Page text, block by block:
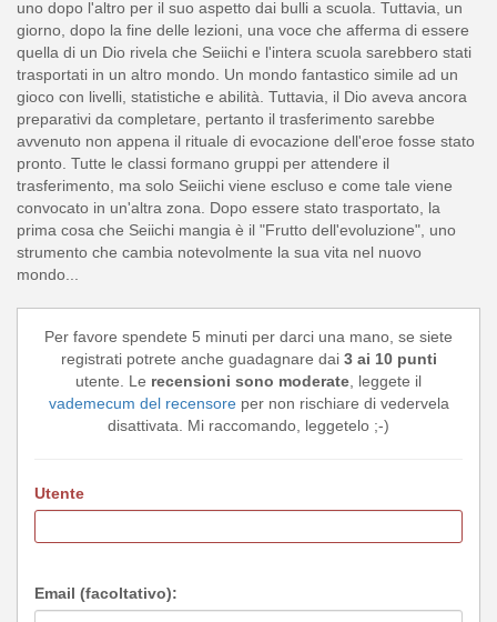
uno dopo l'altro per il suo aspetto dai bulli a scuola. Tuttavia, un
giorno, dopo la fine delle lezioni, una voce che afferma di essere
quella di un Dio rivela che Seiichi e l'intera scuola sarebbero stati
trasportati in un altro mondo. Un mondo fantastico simile ad un
gioco con livelli, statistiche e abilità. Tuttavia, il Dio aveva ancora
preparativi da completare, pertanto il trasferimento sarebbe
avvenuto non appena il rituale di evocazione dell'eroe fosse stato
pronto. Tutte le classi formano gruppi per attendere il
trasferimento, ma solo Seiichi viene escluso e come tale viene
convocato in un'altra zona. Dopo essere stato trasportato, la
prima cosa che Seiichi mangia è il "Frutto dell'evoluzione", uno
strumento che cambia notevolmente la sua vita nel nuovo
mondo...
Per favore spendete 5 minuti per darci una mano, se siete
registrati potrete anche guadagnare dai 3 ai 10 punti
utente. Le recensioni sono moderate , leggete il
vademecum del recensoreper non rischiare di vedervela
disattivata. Mi raccomando, leggetelo ;-)
Utente
Email (facoltativo):